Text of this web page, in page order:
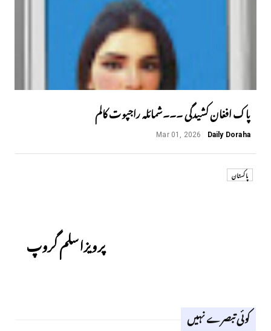
پاک افغان کشیدگی ۔۔۔شمائلہ راجپوت کالم
Daily Doraha
Mar 01, 2026
پاکستان
پرویزاسلم گروپ
کوئی تبصرے نہیں